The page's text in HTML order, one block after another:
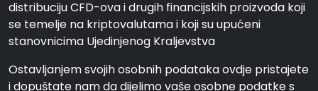
distribuciju CFD-ova i drugih financijskih proizvoda koji
se temelje na kriptovalutama i koji su upućeni
stanovnicima Ujedinjenog Kraljevstva
Ostavljanjem svojih osobnih podataka ovdje pristajete
i dopuštate nam da dijelimo vaše osobne podatke s